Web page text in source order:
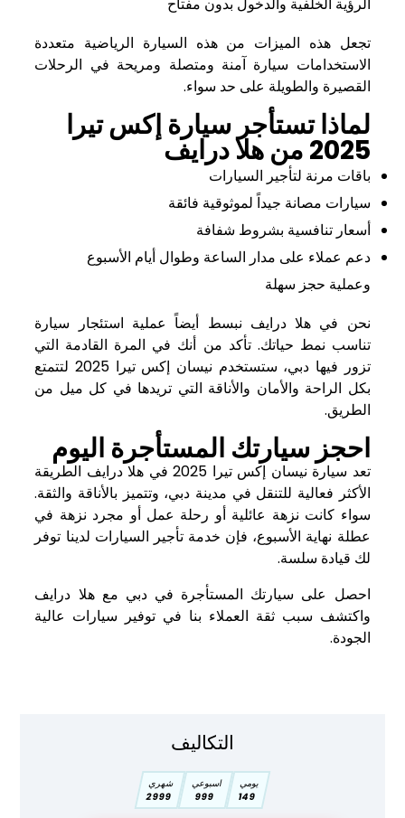
تجعل هذه الميزات من هذه السيارة الرياضية متعددة
الاستخدامات سيارة آمنة ومتصلة ومريحة في الرحلات
القصيرة والطويلة على حد سواء.
لماذا تستأجر سيارة إكس تيرا
2025 من هلا درايف
باقات مرنة لتأجير السيارات
سيارات مصانة جيداً لموثوقية فائقة
أسعار تنافسية بشروط شفافة
دعم عملاء على مدار الساعة وطوال أيام الأسبوع
وعملية حجز سهلة
نحن في هلا درايف نبسط أيضاً عملية استئجار سيارة
تناسب نمط حياتك. تأكد من أنك في المرة القادمة التي
تزور فيها دبي، ستستخدم نيسان إكس تيرا 2025 لتتمتع
بكل الراحة والأمان والأناقة التي تريدها في كل ميل من
الطريق.
احجز سيارتك المستأجرة اليوم
تعد سيارة نيسان إكس تيرا 2025 في هلا درايف الطريقة
الأكثر فعالية للتنقل في مدينة دبي، وتتميز بالأناقة والثقة.
سواء كانت نزهة عائلية أو رحلة عمل أو مجرد نزهة في
عطلة نهاية الأسبوع، فإن خدمة تأجير السيارات لدينا توفر
لك قيادة سلسة.
احصل على سيارتك المستأجرة في دبي مع هلا درايف
واكتشف سبب ثقة العملاء بنا في توفير سيارات عالية
الجودة.
التكاليف
يومي
149
اسبوعي
999
شهري
2999